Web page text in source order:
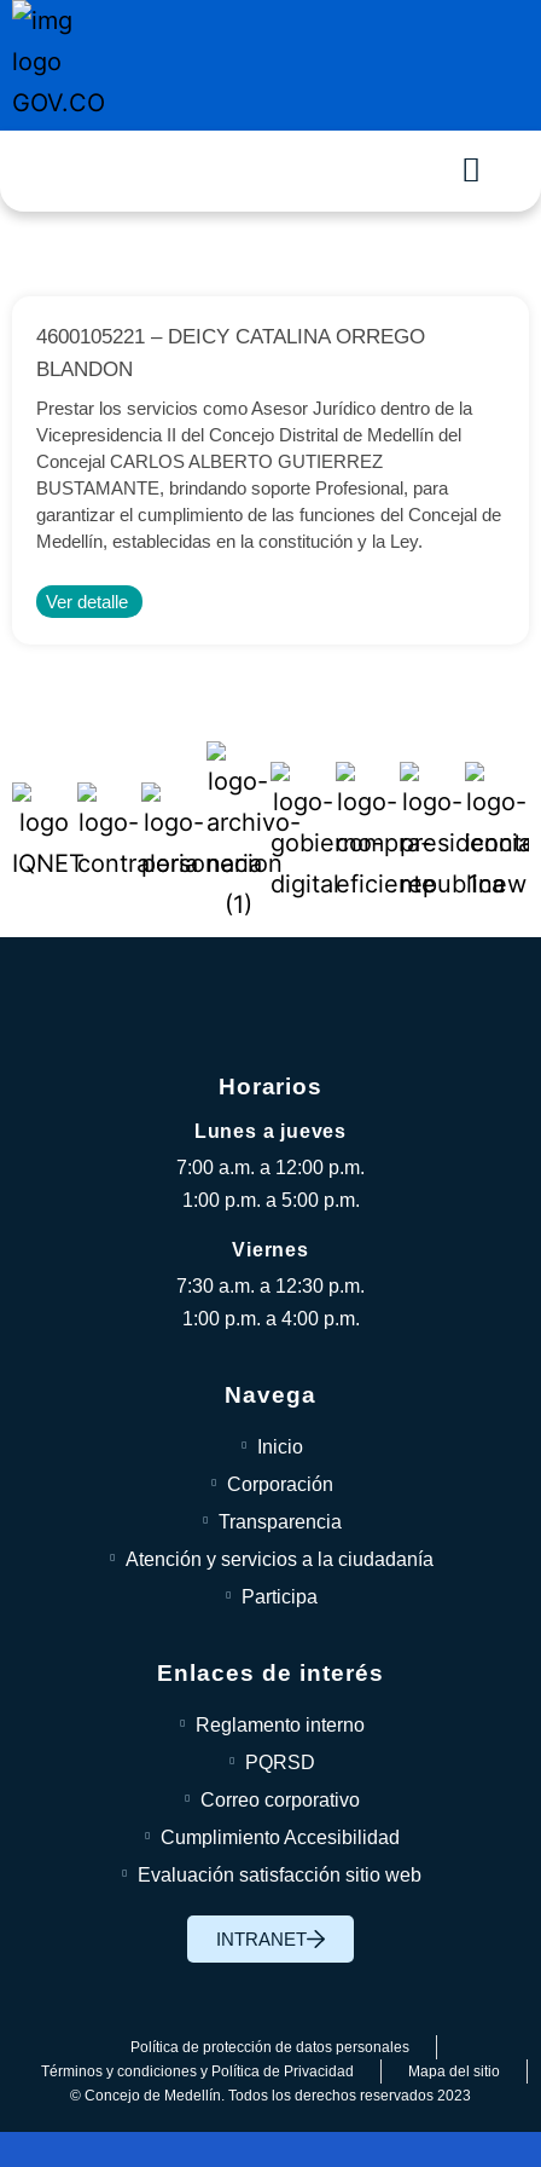
4600105221 – DEICY CATALINA ORREGO
BLANDON
Prestar los servicios como Asesor Jurídico dentro de la
Vicepresidencia II del Concejo Distrital de Medellín del
Concejal CARLOS ALBERTO GUTIERREZ
BUSTAMANTE, brindando soporte Profesional, para
garantizar el cumplimiento de las funciones del Concejal de
Medellín, establecidas en la constitución y la Ley.
Ver detalle
Horarios
Lunes a jueves
7:00 a.m. a 12:00 p.m.
1:00 p.m. a 5:00 p.m.
Viernes
7:30 a.m. a 12:30 p.m.
1:00 p.m. a 4:00 p.m.
Navega
Inicio
Corporación
Transparencia
Atención y servicios a la ciudadanía
Participa
Enlaces de interés
Reglamento interno
PQRSD
Correo corporativo
Cumplimiento Accesibilidad
Evaluación satisfacción sitio web
INTRANET
Política de protección de datos personales
Términos y condiciones y Política de Privacidad
Mapa del sitio
© Concejo de Medellín. Todos los derechos reservados 2023